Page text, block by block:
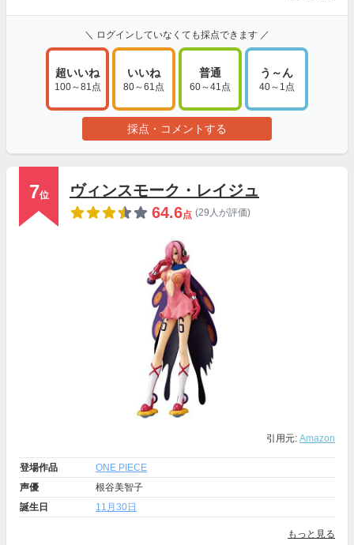
＼ ログインしていなくても採点できます ／
超いいね
100～81点
いいね
80～61点
普通
60～41点
う～ん
40～1点
採点・コメントする
7位
ヴィンスモーク・レイジュ
64.6点 (29人が評価)
引用元: Amazon
登場作品
ONE PIECE
声優
根谷美智子
誕生日
11月30日
もっと見る